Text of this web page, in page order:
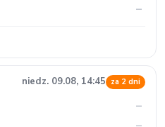
–
niedz. 09.08, 14:45 za 2 dni
–